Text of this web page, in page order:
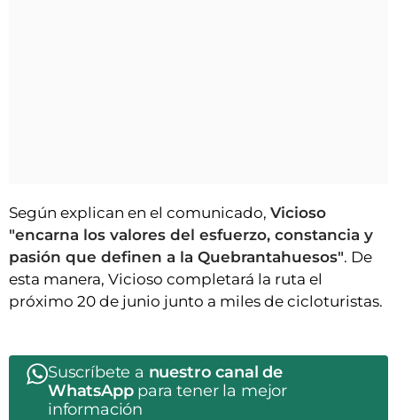
Según explican en el comunicado, Vicioso
"encarna los valores del esfuerzo, constancia y
pasión que definen a la Quebrantahuesos". De
esta manera, Vicioso completará la ruta el
próximo 20 de junio junto a miles de cicloturistas.
Suscríbete a nuestro canal de
WhatsApppara tener la mejor
información